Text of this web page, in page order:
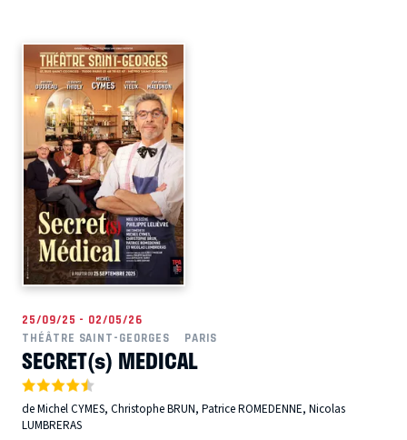
25/09/25 - 02/05/26
THÉÂTRE SAINT-GEORGES
PARIS
SECRET(s) MEDICAL
de Michel CYMES, Christophe BRUN, Patrice ROMEDENNE, Nicolas
LUMBRERAS